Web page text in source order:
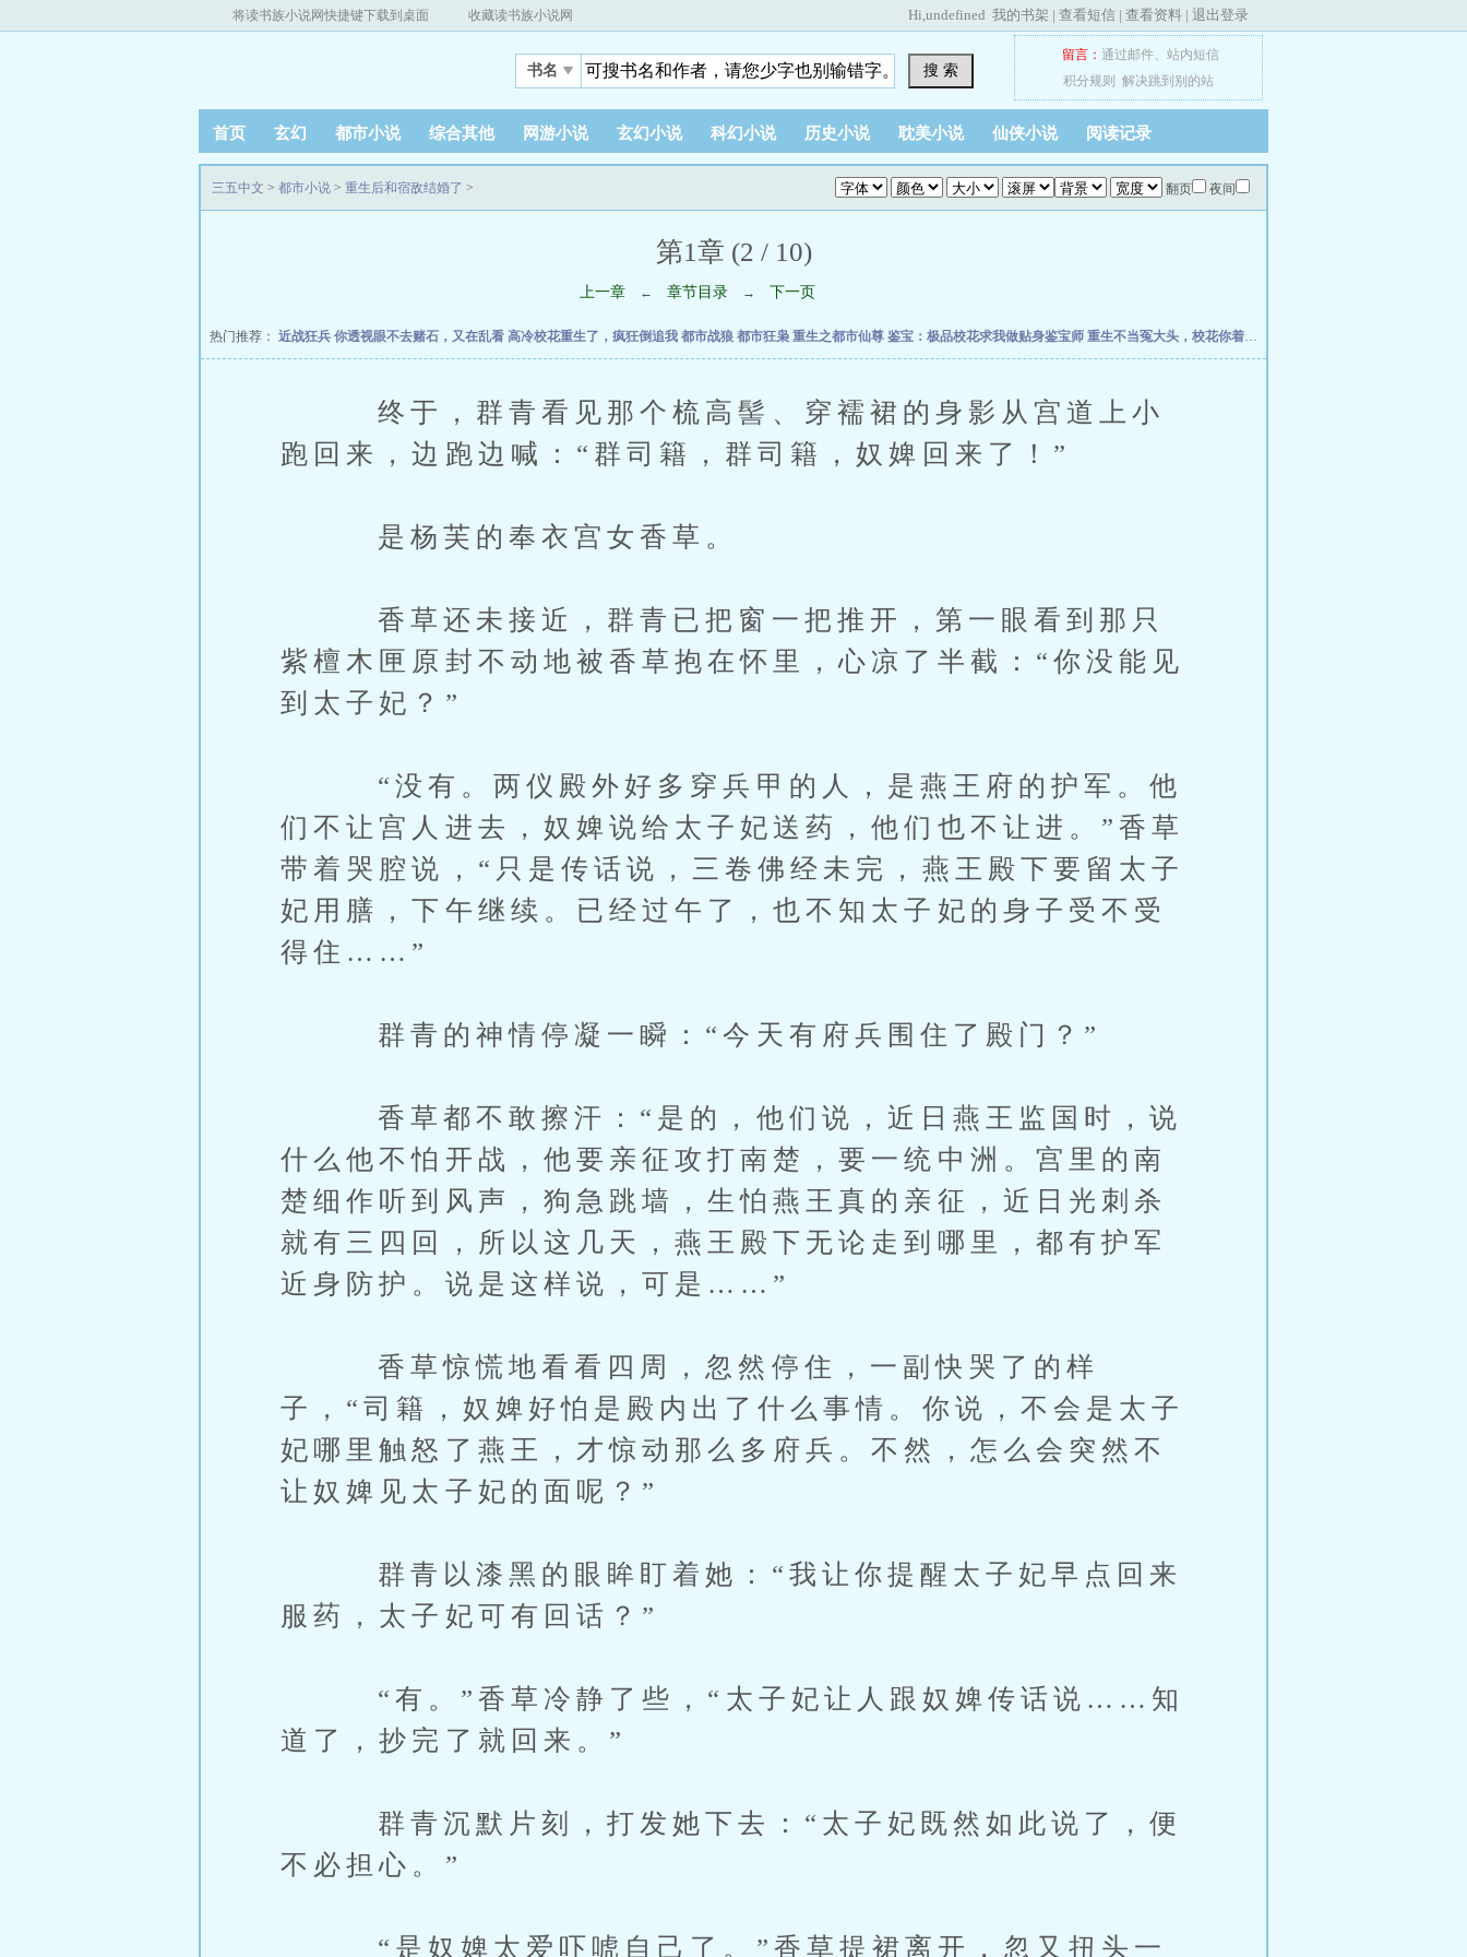
将读书族小说网快捷键下载到桌面 收藏读书族小说网 Hi,undefined 我的书架 | 查看短信 | 查看资料 | 退出登录
书名 搜 索
留言： 通过邮件、 站内短信
积分规则
解决跳到别的站
首页 玄幻 都市小说 综合其他 网游小说 玄幻小说 科幻小说 历史小说 耽美小说 仙侠小说 阅读记录
翻页 夜间
三五中文 > 都市小说 > 重生后和宿敌结婚了 >
第1章 (2 / 10)
上一章 ← 章节目录 → 下一页
热门推荐： 近战狂兵 你透视眼不去赌石，又在乱看 高冷校花重生了，疯狂倒追我 都市战狼 都市狂枭 重生之都市仙尊 鉴宝：极品校花求我做贴身鉴宝师 重生不当冤大头，校花你着急啥？
终于，群青看见那个梳高髻、穿襦裙的身影从宫道上小
跑回来，边跑边喊：“群司籍，群司籍，奴婢回来了！”
是杨芙的奉衣宫女香草。
香草还未接近，群青已把窗一把推开，第一眼看到那只
紫檀木匣原封不动地被香草抱在怀里，心凉了半截：“你没能见
到太子妃？”
“没有。两仪殿外好多穿兵甲的人，是燕王府的护军。他
们不让宫人进去，奴婢说给太子妃送药，他们也不让进。”香草
带着哭腔说，“只是传话说，三卷佛经未完，燕王殿下要留太子
妃用膳，下午继续。已经过午了，也不知太子妃的身子受不受
得住……”
群青的神情停凝一瞬：“今天有府兵围住了殿门？”
香草都不敢擦汗：“是的，他们说，近日燕王监国时，说
什么他不怕开战，他要亲征攻打南楚，要一统中洲。宫里的南
楚细作听到风声，狗急跳墙，生怕燕王真的亲征，近日光刺杀
就有三四回，所以这几天，燕王殿下无论走到哪里，都有护军
近身防护。说是这样说，可是……”
香草惊慌地看看四周，忽然停住，一副快哭了的样
子，“司籍，奴婢好怕是殿内出了什么事情。你说，不会是太子
妃哪里触怒了燕王，才惊动那么多府兵。不然，怎么会突然不
让奴婢见太子妃的面呢？”
群青以漆黑的眼眸盯着她：“我让你提醒太子妃早点回来
服药，太子妃可有回话？”
“有。”香草冷静了些，“太子妃让人跟奴婢传话说……知
道了，抄完了就回来。”
群青沉默片刻，打发她下去：“太子妃既然如此说了，便
不必担心。”
“是奴婢太爱吓唬自己了。”香草提裙离开，忽又扭头一